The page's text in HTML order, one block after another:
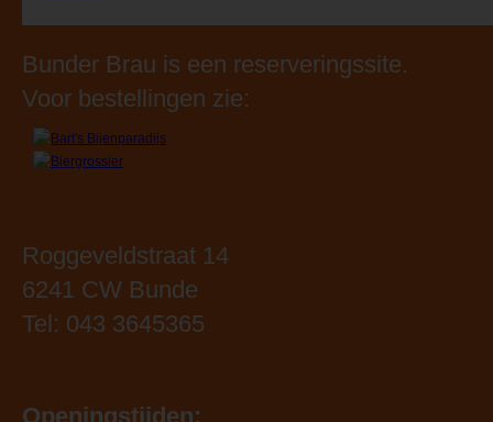
Bunder Brau is een reserveringssite.
Voor bestellingen zie:
Roggeveldstraat 14
6241 CW Bunde
Tel: 043 3645365